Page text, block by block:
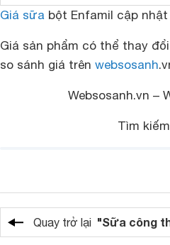
Giá sữa bột Enfamil cập
Giá sản phẩm có thể thay
so sánh giá trên websosanh
Websosanh.vn –
Tìm
Quay trở lại "Sữa công